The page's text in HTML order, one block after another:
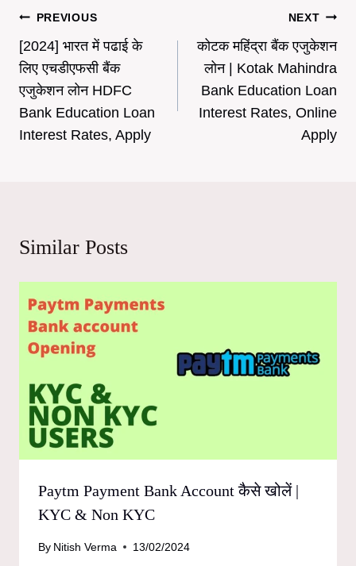
Post
navigation
PREVIOUS
[2024] भारत में पढाई के
लिए एचडीएफसी बैंक
एजुकेशन लोन HDFC
Bank Education Loan
Interest Rates, Apply
NEXT
कोटक महिंद्रा बैंक एजुकेशन
लोन | Kotak Mahindra
Bank Education Loan
Interest Rates, Online
Apply
Similar Posts
Paytm Payment Bank Account कैसे खोलें |
KYC & Non KYC
By Nitish Verma 13/02/2024